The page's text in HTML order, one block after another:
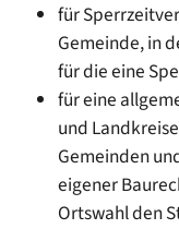
für
Gemeinde, in
für die eine
für eine
und
Gemeinden
eigener
Ortswahl den